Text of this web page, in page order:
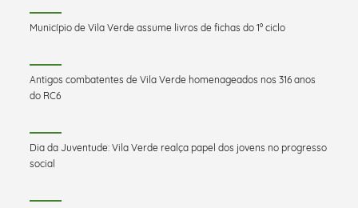
Município de Vila Verde assume livros de fichas do 1º ciclo
Antigos combatentes de Vila Verde homenageados nos 316 anos
do RC6
Dia da Juventude: Vila Verde realça papel dos jovens no progresso
social